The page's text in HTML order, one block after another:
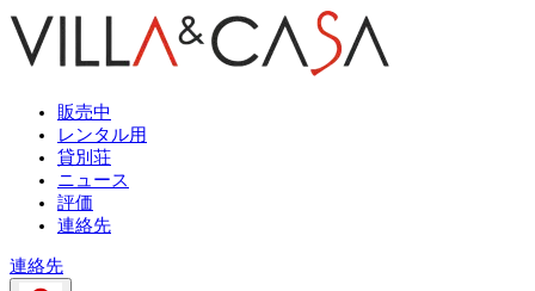
販売中
レンタル用
貸別荘
ニュース
評価
連絡先
連絡先